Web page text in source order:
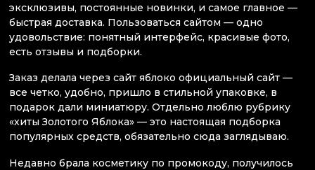
эксклюзивы, постоянные новинки, и самое главное —
быстрая доставка. Пользоваться сайтом — одно
удовольствие: понятный интерфейс, красивые фото,
есть отзывы и подборки.
Заказ делала через сайт яблоко официальный сайт —
все четко, удобно, пришло в стильной упаковке, в
подарок дали миниатюру. Отдельно люблю рубрику
«хиты Золотого Яблока» — это настоящая подборка
популярных средств, обязательно сюда заглядываю.
Недавно брала косметику по промокоду, получилось